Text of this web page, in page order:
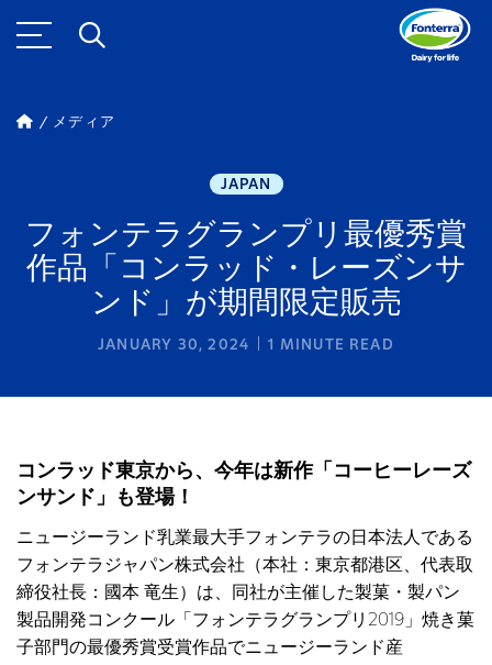
メディア
JAPAN
フォンテラグランプリ最優秀賞
作品「コンラッド・レーズンサ
ンド」が期間限定販売
JANUARY 30, 2024 1 MINUTE READ
コンラッド東京から、今年は新作「コーヒーレーズ
ンサンド」も登場！
ニュージーランド乳業最大手フォンテラの日本法人である
フォンテラジャパン株式会社（本社：東京都港区、代表取
締役社長：國本 竜生）は、同社が主催した製菓・製パン
製品開発コンクール「フォンテラグランプリ2019」焼き菓
子部門の最優秀賞受賞作品でニュージーランド産